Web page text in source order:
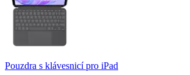
Pouzdra s klávesnicí pro iPad